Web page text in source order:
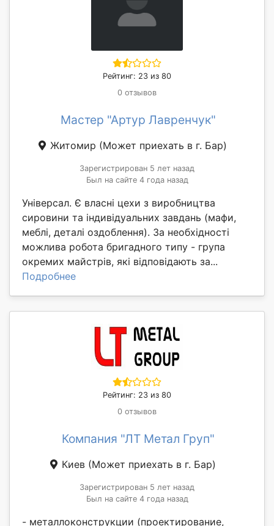
Рейтинг: 23 из 80
0 отзывов
Мастер "Артур Лавренчук"
Житомир (Может приехать в г. Бар)
Зарегистрирован 5 лет назад
Был на сайте 4 года назад
Універсал. Є власні цехи з виробництва
сировини та індивідуальних завдань (мафи,
меблі, деталі оздоблення). За необхідності
можлива робота бригадного типу - група
окремих майстрів, які відповідають за...
Подробнее
Рейтинг: 23 из 80
0 отзывов
Компания "ЛТ Метал Груп"
Киев (Может приехать в г. Бар)
Зарегистрирован 5 лет назад
Был на сайте 4 года назад
- металлоконструкции (проектирование,